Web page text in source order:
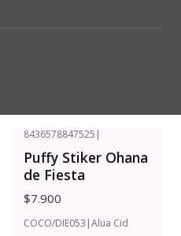
8436578847525 |
Puffy Stiker Ohana
de Fiesta
$7.900
COCO/DIE053 |Alua Cid